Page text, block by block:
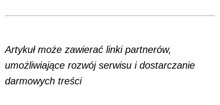
Artykuł może zawierać linki partnerów,
umożliwiające rozwój serwisu i dostarczanie
darmowych treści